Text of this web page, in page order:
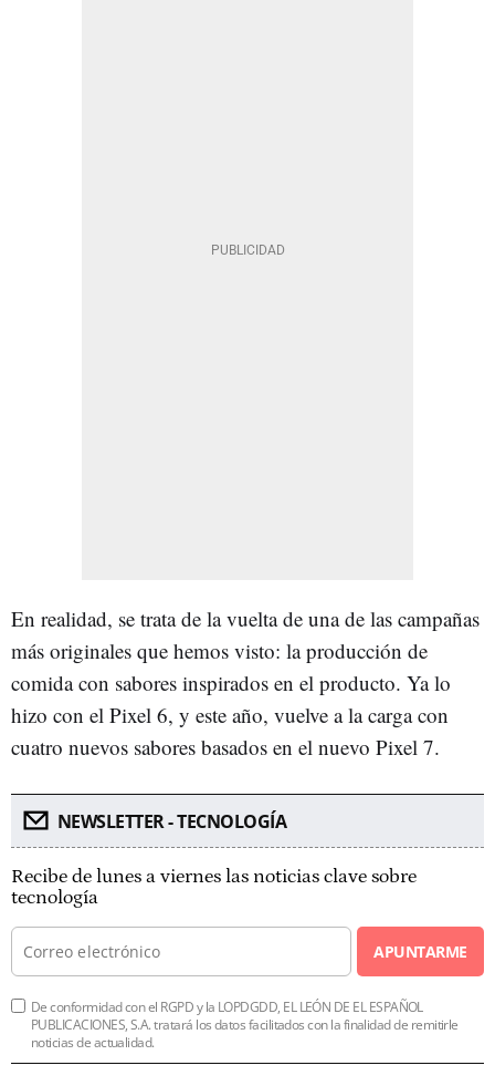
En realidad, se trata de la vuelta de una de las campañas
más originales que hemos visto: la producción de
comida con sabores inspirados en el producto. Ya lo
hizo con el Pixel 6, y este año, vuelve a la carga con
cuatro nuevos sabores basados en el nuevo Pixel 7.
NEWSLETTER - TECNOLOGÍA
Recibe de lunes a viernes las noticias clave sobre
tecnología
APUNTARME
De conformidad con el RGPD y la LOPDGDD, EL LEÓN DE EL ESPAÑOL
PUBLICACIONES, S.A. tratará los datos facilitados con la finalidad de remitirle
noticias de actualidad.